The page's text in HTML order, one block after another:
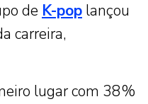
de K-pop lançou
carreira,
lugar com 38%